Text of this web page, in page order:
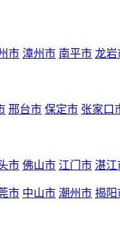
市 漳州市 南平市 龙岩
邢台市 保定市 张家口
市 佛山市 江门市 湛江
市 中山市 潮州市 揭阳